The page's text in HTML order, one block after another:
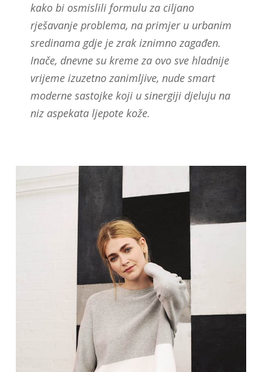
kako bi osmislili formulu za ciljano
rješavanje problema, na primjer u urbanim
sredinama gdje je zrak iznimno zagađen.
Inače, dnevne su kreme za ovo sve hladnije
vrijeme izuzetno zanimljive, nude smart
moderne sastojke koji u sinergiji djeluju na
niz aspekata ljepote kože.